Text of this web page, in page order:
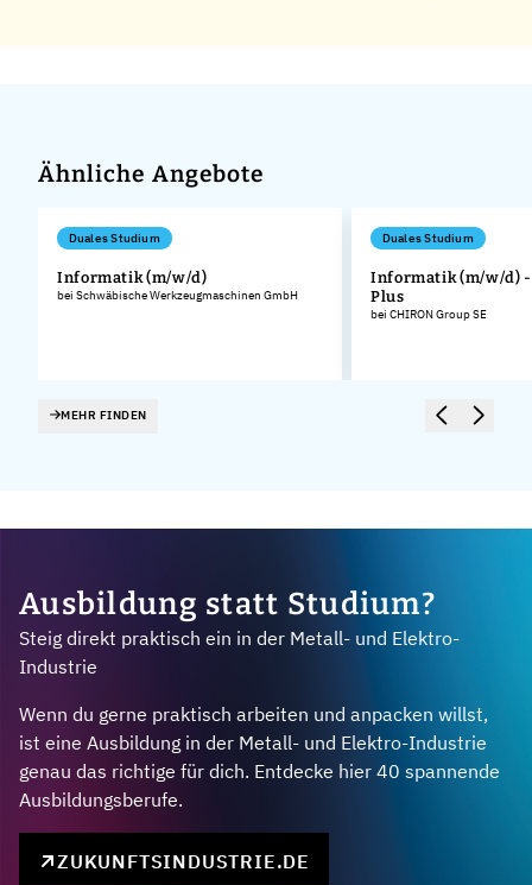
Ähnliche Angebote
Duales Studium
Informatik (m/w/d)
bei Schwäbische Werkzeugmaschinen GmbH
Duales Studium
Informatik (m/w/d)
Plus
bei CHIRON Group SE
MEHR FINDEN
Ausbildung statt Studium?
Steig direkt praktisch ein in der Metall- und Elektro-
Industrie
Wenn du gerne praktisch arbeiten und anpacken willst,
ist eine Ausbildung in der Metall- und Elektro-Industrie
genau das richtige für dich. Entdecke hier 40 spannende
Ausbildungsberufe.
ZUKUNFTSINDUSTRIE.DE